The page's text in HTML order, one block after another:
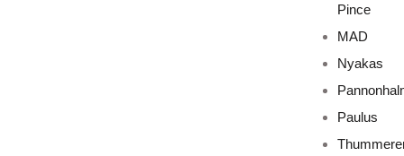
Pince
MAD
Nyakas
Paulus